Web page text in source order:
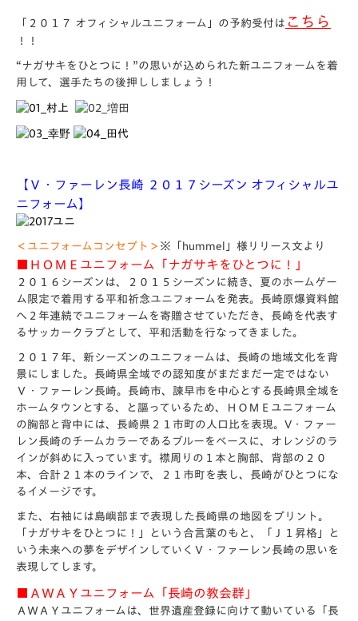
「２０１７ オフィシャルユニフォーム」の予約受付は こちら
！！
“ナガサキをひとつに！”の思いが込められた新ユニフォームを着
用して、選手たちの後押ししましょう！
【Ｖ・ファーレン長崎 ２０１７シーズン オフィシャルユ
ニフォーム】
＜ユニフォームコンセプト＞ ※「hummel」様リリース文より
■ＨＯＭＥユニフォーム「ナガサキをひとつに！」
２０１６シーズンは、２０１５シーズンに続き、夏のホームゲー
ム限定で着用する平和祈念ユニフォームを発表。長崎原爆資料館
へ２年連続でユニフォームを寄贈させていただき、長崎を代表す
るサッカークラブとして、平和活動を行なってきました。
２０１７年、新シーズンのユニフォームは、長崎の地域文化を背
景にしました。長崎県全域での認知度がまだまだ一定ではない
Ｖ・ファーレン長崎。長崎市、諫早市を中心とする長崎県全域を
ホームタウンとする、と謳っているため、ＨＯＭＥユニフォーム
の胸部と背中には、長崎県２１市町の人口比を表現。V・ファー
レン長崎のチームカラーであるブルーをベースに、オレンジのラ
インが斜めに入っています。襟周りの１本と胸部、背部の２０
本、合計２１本のラインで、２１市町を表し、長崎がひとつにな
るイメージです。
また、右袖には島嶼部まで表現した長崎県の地図をプリント。
「ナガサキをひとつに！」という合言葉のもと、「Ｊ１昇格」と
いう未来への夢をデザインしていくＶ・ファーレン長崎の思いを
表現してします。
■ＡＷＡＹユニフォーム「長崎の教会群」
ＡＷＡＹユニフォームは、世界遺産登録に向けて動いている「長